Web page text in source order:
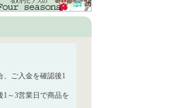
、ご入金を確認後1
～3営業日で商品を